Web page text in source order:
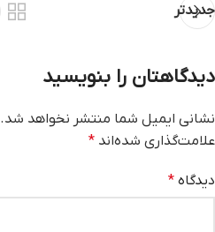
جدیدتر
دیدگاهتان را بنویسید
نشانی ایمیل شما منتشر نخواهد شد.
علامت‌گذاری شده‌اند *
دیدگاه *